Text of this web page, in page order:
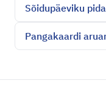
Sõidupäeviku
Pangakaardi